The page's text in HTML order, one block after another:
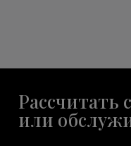
Рассчитать
или